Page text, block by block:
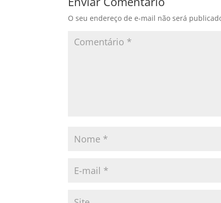
O seu endereço de e-mail não será